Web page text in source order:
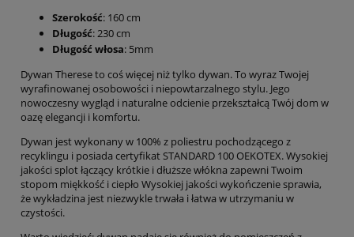
Szerokość: 160 cm
Długość: 230 cm
Długość włosa: 5mm
Dywan Therese to coś więcej niż tylko dywan. To wyraz Twojej
wyrafinowanej osobowości i niepowtarzalnego stylu. Jego
nowoczesny wygląd i naturalne odcienie przekształcą Twój dom w
oazę elegancji i komfortu.
Dywan jest wykonany w 100% z poliestru pochodzącego z
recyklingu i posiada certyfikat STANDARD 100 OEKOTEX. Wysokiej
jakości splot łączący krótkie i dłuższe włókna zapewni Twoim
stopom miękkość i ciepło Wysokiej jakości wykończenie sprawia,
że wykładzina jest niezwykle trwała i łatwa w utrzymaniu w
czystości.